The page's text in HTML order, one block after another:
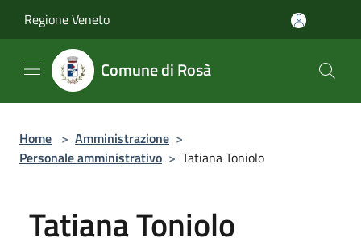
Regione Veneto
Comune di Rosà
Home > Amministrazione >
Personale amministrativo > Tatiana Toniolo
Tatiana Toniolo